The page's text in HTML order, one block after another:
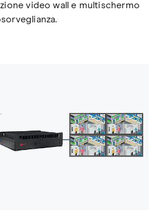
video wall e multischermo